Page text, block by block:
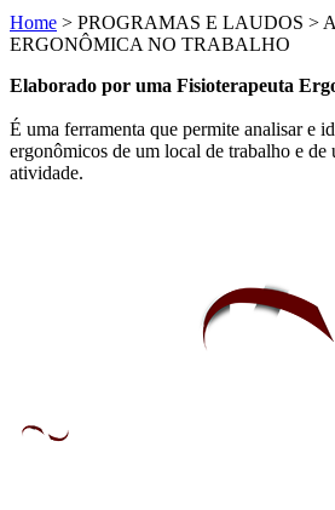
Home > PROGRAMAS E LAUDOS >
ERGONÔMICA NO TRABALHO
Elaborado por uma Fisioterapeuta
É uma ferramenta que permite analisar e
ergonômicos de um local de trabalho e de
atividade.